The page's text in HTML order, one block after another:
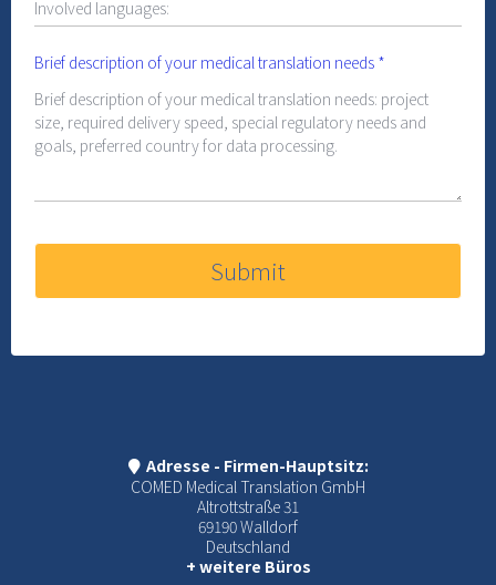
Brief description of your medical translation needs *
Submit
Adresse - Firmen-Hauptsitz:
COMED Medical Translation GmbH
Altrottstraße 31
69190 Walldorf
Deutschland
+ weitere Büros